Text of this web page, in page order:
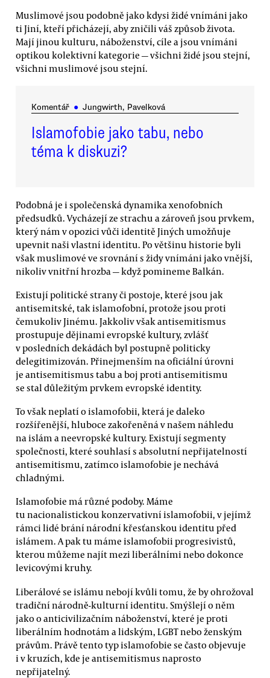
Muslimové jsou podobně jako kdysi židé vnímáni jako
ti Jiní, kteří přicházejí, aby zničili váš způsob života.
Mají jinou kulturu, náboženství, cíle a jsou vnímáni
optikou kolektivní kategorie — všichni židé jsou stejní,
všichni muslimové jsou stejní.
Komentář ● Jungwirth, Pavelková
Islamofobie jako tabu, nebo
téma k diskuzi?
Podobná je i společenská dynamika xenofobních
předsudků. Vycházejí ze strachu a zároveň jsou prvkem,
který nám v opozici vůči identitě Jiných umožňuje
upevnit naši vlastní identitu. Po většinu historie byli
však muslimové ve srovnání s židy vnímáni jako vnější,
nikoliv vnitřní hrozba — když pomineme Balkán.
Existují politické strany či postoje, které jsou jak
antisemitské, tak islamofobní, protože jsou proti
čemukoliv Jinému. Jakkoliv však antisemitismus
prostupuje dějinami evropské kultury, zvlášť
v posledních dekádách byl postupně politicky
delegitimizován. Přinejmenším na oficiální úrovni
je antisemitismus tabu a boj proti antisemitismu
se stal důležitým prvkem evropské identity.
To však neplatí o islamofobii, která je daleko
rozšířenější, hluboce zakořeněná v našem náhledu
na islám a neevropské kultury. Existují segmenty
společnosti, které souhlasí s absolutní nepřijatelností
antisemitismu, zatímco islamofobie je nechává
chladnými.
Islamofobie má různé podoby. Máme
tu nacionalistickou konzervativní islamofobii, v jejímž
rámci lidé brání národní křesťanskou identitu před
islámem. A pak tu máme islamofobii progresivistů,
kterou můžeme najít mezi liberálními nebo dokonce
levicovými kruhy.
Liberálové se islámu nebojí kvůli tomu, že by ohrožoval
tradiční národně-kulturní identitu. Smýšlejí o něm
jako o anticivilizačním náboženství, které je proti
liberálním hodnotám a lidským, LGBT nebo ženským
právům. Právě tento typ islamofobie se často objevuje
i v kruzích, kde je antisemitismus naprosto
nepřijatelný.